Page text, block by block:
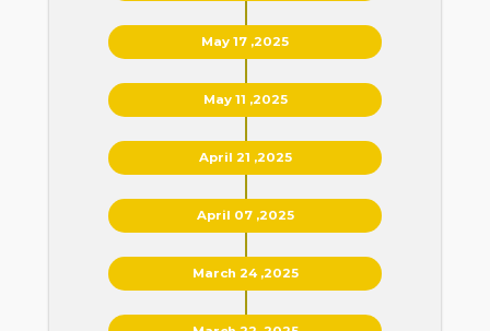
May 17 ,2025
May 11 ,2025
April 21 ,2025
April 07 ,2025
March 24 ,2025